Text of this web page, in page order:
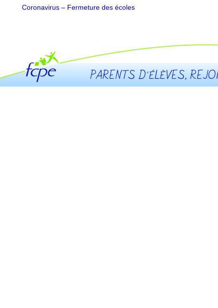
Coronavirus – Fermeture des écoles